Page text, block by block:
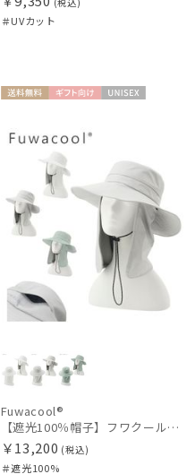
＃UVカット
Fuwacool®
【遮光100％帽子】フワクール® (Fuwacool®) ネックカバーハット 遮光100 UV100 UPF50
￥13,200 (税込)
＃遮光100%